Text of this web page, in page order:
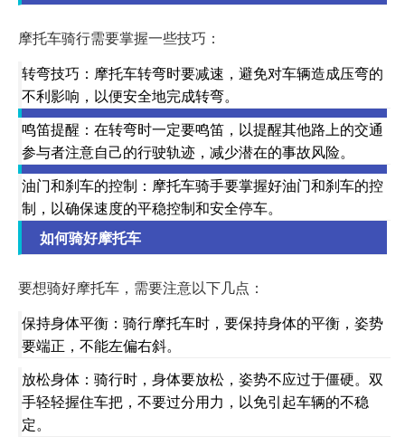
摩托车骑行需要掌握一些技巧：
转弯技巧：摩托车转弯时要减速，避免对车辆造成压弯的
不利影响，以便安全地完成转弯。
鸣笛提醒：在转弯时一定要鸣笛，以提醒其他路上的交通
参与者注意自己的行驶轨迹，减少潜在的事故风险。
油门和刹车的控制：摩托车骑手要掌握好油门和刹车的控
制，以确保速度的平稳控制和安全停车。
如何骑好摩托车
要想骑好摩托车，需要注意以下几点：
保持身体平衡：骑行摩托车时，要保持身体的平衡，姿势
要端正，不能左偏右斜。
放松身体：骑行时，身体要放松，姿势不应过于僵硬。双
手轻轻握住车把，不要过分用力，以免引起车辆的不稳
定。